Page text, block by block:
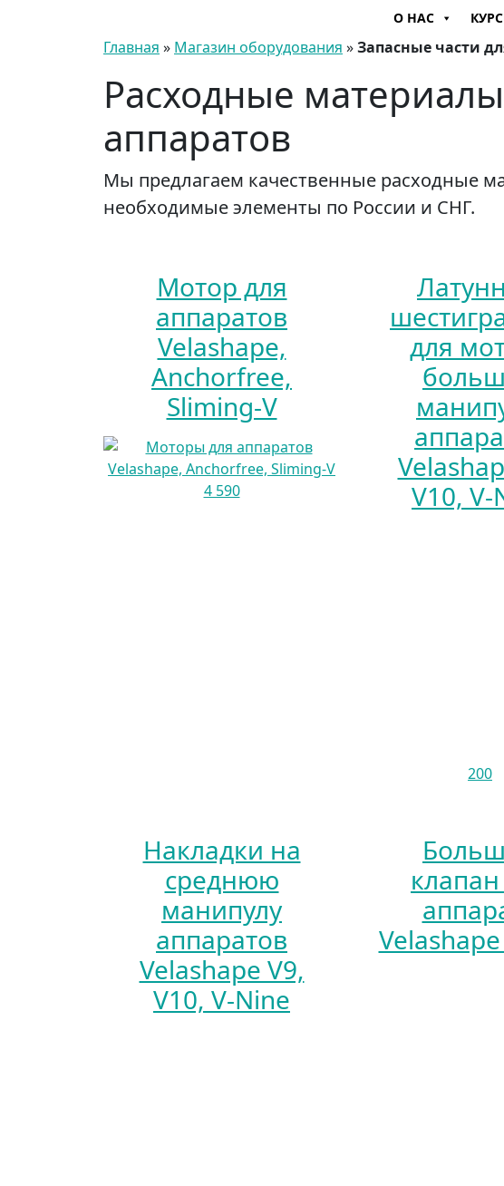
О НАС
Главная » Магазин оборудования »Запасные части
Расходные
аппаратов
Мы предлагаем качественные расходные
необходимые элементы по России и СНГ.
Мотор для
аппаратов
Velashape,
Anchorfree,
Sliming-V
4 590
для
V10, V-
200
Накладки на
среднюю
манипулу
аппаратов
Velashape V9,
V10, V-Nine